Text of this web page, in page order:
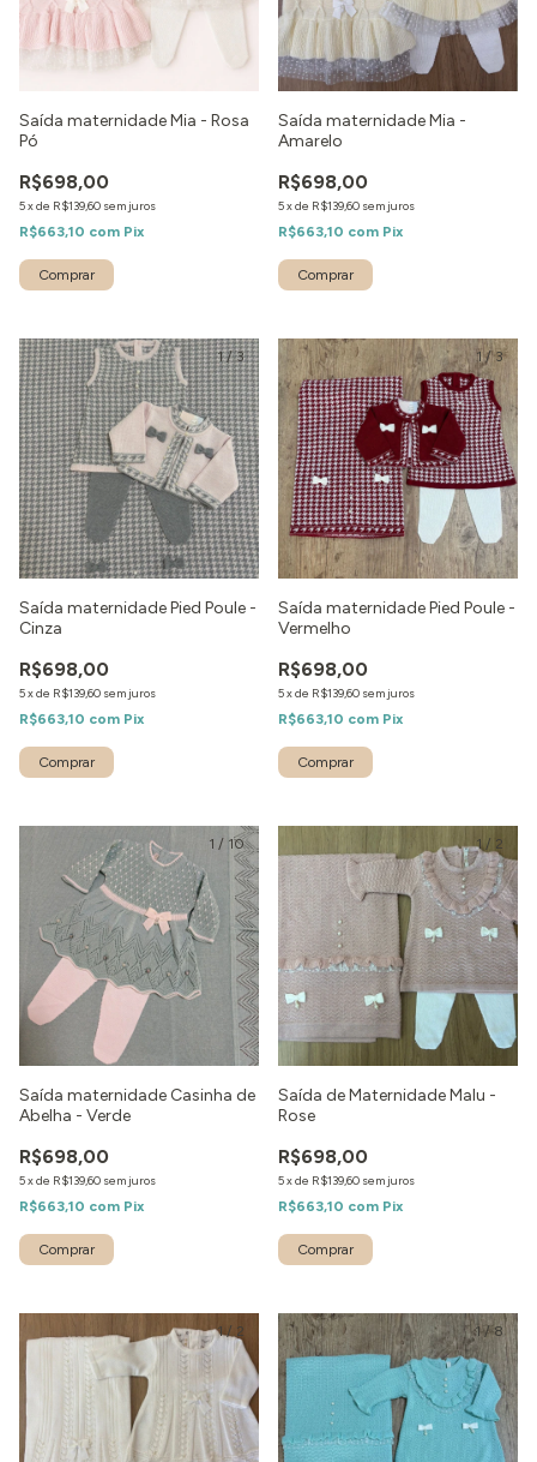
Saída maternidade Mia - Rosa
Pó
R$698,00
5xde R$139,60 sem juros
R$663,10 com Pix
Comprar
Saída maternidade Mia -
Amarelo
R$698,00
5xde R$139,60 sem juros
R$663,10 com Pix
Comprar
1/3
Saída maternidade Pied Poule -
Cinza
R$698,00
5xde R$139,60 sem juros
R$663,10 com Pix
Comprar
1/3
Saída maternidade Pied Poule -
Vermelho
R$698,00
5xde R$139,60 sem juros
R$663,10 com Pix
Comprar
1 / 10
Saída maternidade Casinha de
Abelha - Verde
R$698,00
5xde R$139,60 sem juros
R$663,10 com Pix
Comprar
1 / 2
Saída de Maternidade Malu -
Rose
R$698,00
5xde R$139,60 sem juros
R$663,10 com Pix
Comprar
1/ 2 1/8